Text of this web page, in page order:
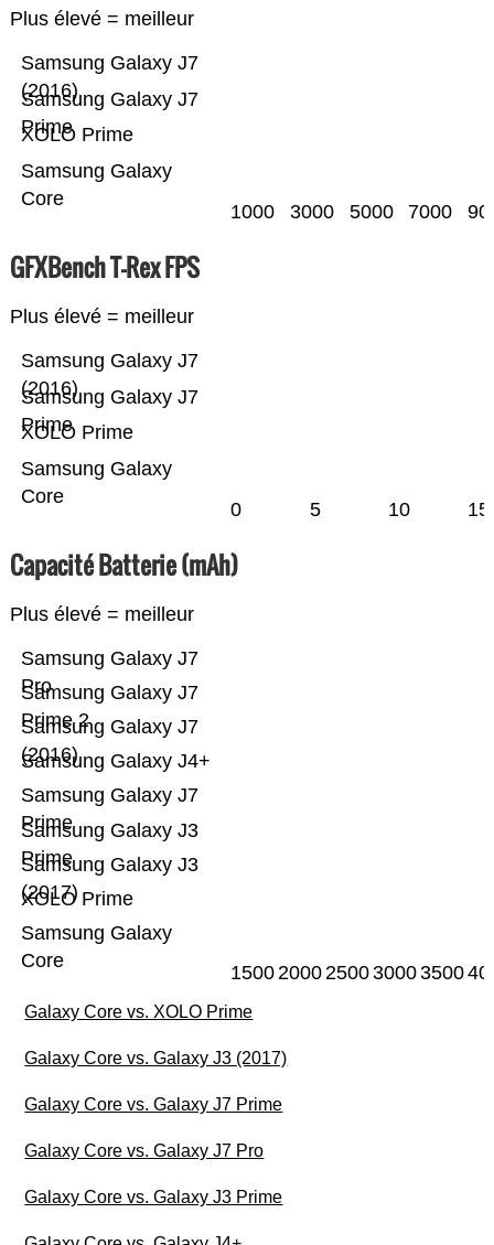
Plus élevé = meilleur
Samsung Galaxy
Core
XOLO Prime
Samsung Galaxy J7
Prime
Samsung Galaxy J7
(2016)
1000 3000 5000 7000
GFXBench T-Rex FPS
Plus élevé = meilleur
Samsung Galaxy
Core
XOLO Prime
Samsung Galaxy J7
Prime
Samsung Galaxy J7
(2016)
0 5 10 15
Capacité Batterie (mAh)
Plus élevé = meilleur
Samsung Galaxy
Core
XOLO Prime
Samsung Galaxy J3
(2017)
Samsung Galaxy J3
Prime
Samsung Galaxy J7
Prime
Samsung Galaxy J4+
Samsung Galaxy J7
(2016)
Samsung Galaxy J7
Prime 2
Samsung Galaxy J7
Pro
15002000250030003500
Galaxy Core vs. XOLO Prime
Galaxy Core vs. Galaxy J3 (2017)
Galaxy Core vs. Galaxy J7 Prime
Galaxy Core vs. Galaxy J7 Pro
Galaxy Core vs. Galaxy J3 Prime